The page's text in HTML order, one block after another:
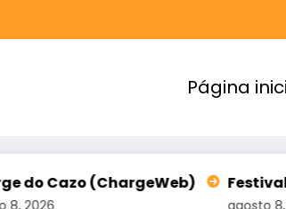
Página
Festival da Paz abre